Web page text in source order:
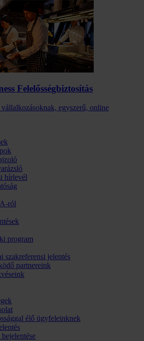
Felelősség­biztosítás
egyszerű, online
hírlevél
ról
program
szakreferensi jelentés
partnereink
élő ügyfeleinknek